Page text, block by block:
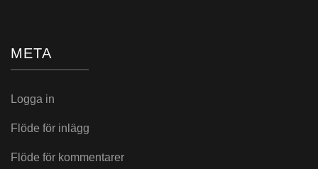
META
Logga in
Flöde för inlägg
Flöde för kommentarer